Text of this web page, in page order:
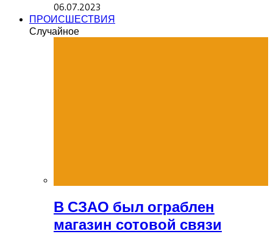
06.07.2023
ПРОИСШЕСТВИЯ
Случайное
В СЗАО был ограблен
магазин сотовой связи